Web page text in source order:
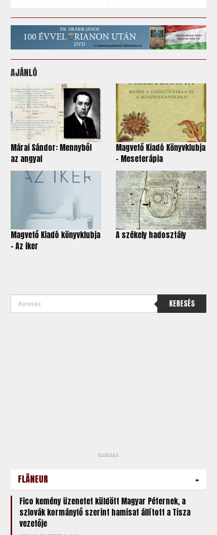
AJÁNLÓ
Márai Sándor: Mennyből
az angyal
Magvető Kiadó Könyvklubja
- Meseterápia
Magvető Kiadó könyvklubja
- Az iker
A székely hadosztály
KERESÉS
hirdetés
FLÂNEUR -
Fico kemény üzenetet küldött Magyar Péternek, a
szlovák kormányfő szerint hamisat állított a Tisza
vezetője